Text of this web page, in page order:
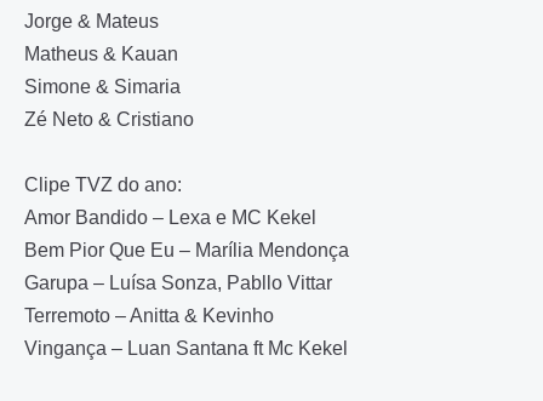
Jorge & Mateus
Matheus & Kauan
Simone & Simaria
Zé Neto & Cristiano
Clipe TVZ do ano:
Amor Bandido – Lexa e MC Kekel
Bem Pior Que Eu – Marília Mendonça
Garupa – Luísa Sonza, Pabllo Vittar
Terremoto – Anitta & Kevinho
Vingança – Luan Santana ft Mc Kekel